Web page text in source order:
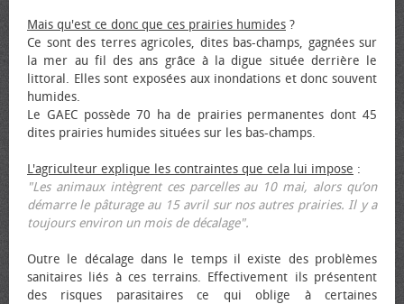
Mais qu'est ce donc que ces prairies humides ?
Ce sont des terres agricoles, dites bas-champs, gagnées sur
la mer au fil des ans grâce à la digue située derrière le
littoral. Elles sont exposées aux inondations et donc souvent
humides.
Le GAEC possède 70 ha de prairies permanentes dont 45
dites prairies humides situées sur les bas-champs.
L'agriculteur explique les contraintes que cela lui impose :
"Les animaux intègrent ces parcelles au 10 mai, alors qu’on
démarre le pâturage au 15 avril sur nos autres prairies. Il y a
toujours environ un mois de décalage".
Outre le décalage dans le temps il existe des problèmes
sanitaires liés à ces terrains. Effectivement ils présentent
des risques parasitaires ce qui oblige à certaines